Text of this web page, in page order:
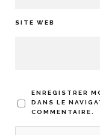
SITE WEB
ENREGISTRER
DANS LE
COMMENTAIRE.